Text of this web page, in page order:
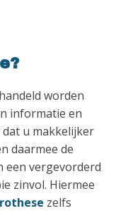
worden
informatie en
u makkelijker
daarmee de
een vergevorderd
zinvol. Hiermee
zelfs